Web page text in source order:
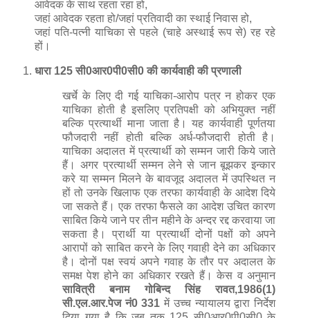
फौजदारी नहीं होती बल्कि अर्ध-फौजदारी होती है।
याचिका अदालत में प्रत्यार्थी को सम्मन जारी किये जाते
हैं। अगर प्रत्यार्थी सम्मन लेने से जान बूझकर इन्कार
हों तो उनके खिलाफ एक तरफा कार्यवाही के आदेश दिये
जा सकते हैं। एक तरफा फैसले का आदेश उचित कारण
साबित किये जाने पर तीन महीने के अन्दर रद्द करवाया जा
सकता है। प्रार्थी या प्रत्यार्थी दोनों पक्षों को अपने
आरापों को साबित करने के लिए गवाही देने का अधिकार
है। दोनों पक्ष स्वयं अपने गवाह के तौर पर अदालत के
समक्ष पेश होने का अधिकार रखते हैं। केस व अनुमान
सावित्री बनाम गोबिन्द सिंह रावत,1986(1)
सी.एल.आर.पेज नं0 331में उच्च न्यायालय द्वारा निर्देश
दिया गया है कि जब तक 125 सी0आर0पी0सी0 के
तहत कारवाई पूरी होने तक गुजारा भता बारे कोई अन्तिम
फैसला नहीं होता तब तक अन्तरिम आदेश के तहत 125
सी0आर0पी0सी0 की दरखास्त दायर होते ही गुजारा भता
दिया जा सकता है। यहां यह भी बताना उचित होगा कि
केस व अनुमान श्रीमती कमला वगैरा बनाम महिमा सिंह,
1989(1) सी.एल.आर.पेज न0 501 में दर्ज, उच्च
न्यायालय द्वारा दिये गये फैसले के मुताबिक ऐसी हर
दरखास्त जेर धारा 125 सी0आर0पी0सी0दुबारा चालू
हो सकती है जो प्रार्थीय के न आने के कारण खारिज कर